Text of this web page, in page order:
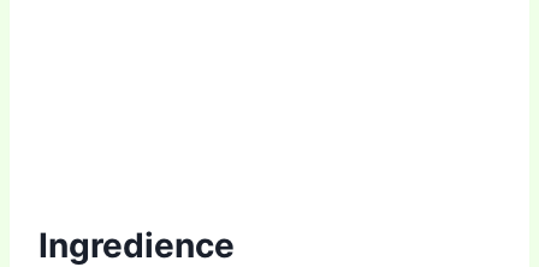
Ingredience